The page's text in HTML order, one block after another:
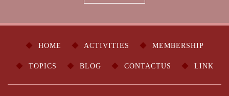
HOME ACTIVITIES MEMBERSHIP
TOPICS BLOG CONTACTUS LINK